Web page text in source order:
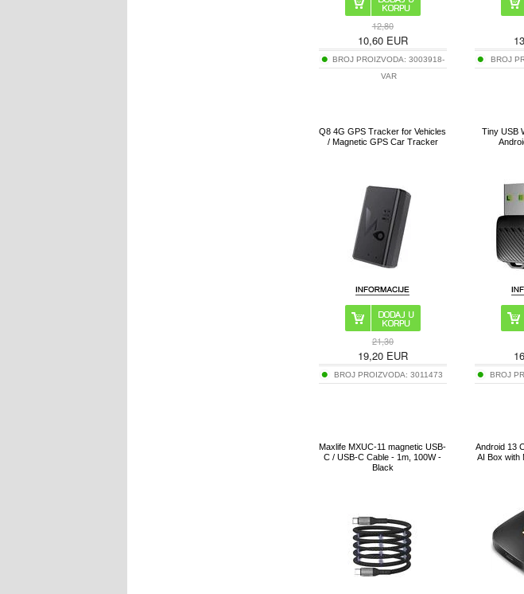
12,80
10,60EUR
BROJ PROIZVODA:3003918-
VAR
BROJ
Q8 4G GPS Tracker for Vehicles
/ Magnetic GPS Car Tracker
21,30
19,20EUR
BROJ PROIZVODA:3011473
Tiny USB
BROJ
Maxlife MXUC-11 magnetic USB-
C / USB-C Cable - 1m, 100W -
Black
Android 13
AI Box with